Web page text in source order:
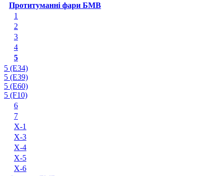
Протитуманні фари БМВ
1
2
3
4
5
5 (E34)
5 (E39)
5 (E60)
5 (F10)
6
7
X-1
X-3
X-4
X-5
X-6